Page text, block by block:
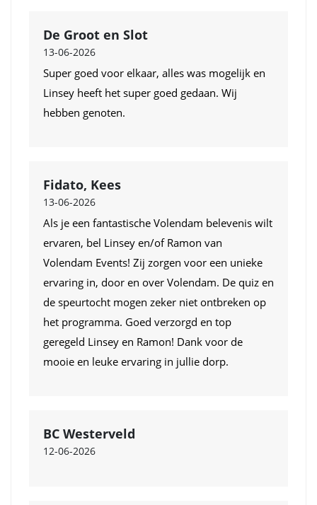
De Groot en Slot
13-06-2026
Super goed voor elkaar, alles was mogelijk en
Linsey heeft het super goed gedaan. Wij
hebben genoten.
Fidato, Kees
13-06-2026
Als je een fantastische Volendam belevenis wilt
ervaren, bel Linsey en/of Ramon van
Volendam Events! Zij zorgen voor een unieke
ervaring in, door en over Volendam. De quiz en
de speurtocht mogen zeker niet ontbreken op
het programma. Goed verzorgd en top
geregeld Linsey en Ramon! Dank voor de
mooie en leuke ervaring in jullie dorp.
BC Westerveld
12-06-2026